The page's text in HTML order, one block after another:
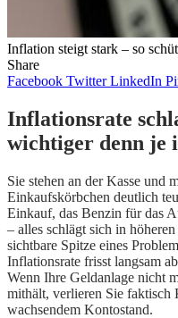
Inflation steigt stark – so
Share
Facebook Twitter LinkedIn
Inflationsrate
wichtiger denn je
Sie stehen an der Kasse und
Einkaufskörbchen deutlich
Einkauf, das Benzin für das
– alles schlägt sich in
sichtbare Spitze eines
Inflationsrate frisst langsam
Wenn Ihre Geldanlage nicht
mithält, verlieren Sie faktisch
wachsendem Kontostand.